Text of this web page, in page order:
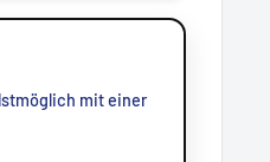
mit einer